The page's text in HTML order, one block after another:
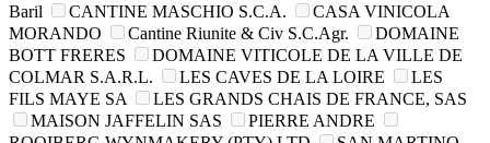
Baril
CANTINE MASCHIO S.C.A.
CASA VINICOLA
MORANDO
Cantine Riunite & Civ S.C.Agr.
DOMAINE
BOTT FRERES
DOMAINE VITICOLE DE LA VILLE DE
COLMAR S.A.R.L.
LES CAVES DE LA LOIRE
LES
FILS MAYE SA
LES GRANDS CHAIS DE FRANCE, SAS
MAISON JAFFELIN SAS
PIERRE ANDRE